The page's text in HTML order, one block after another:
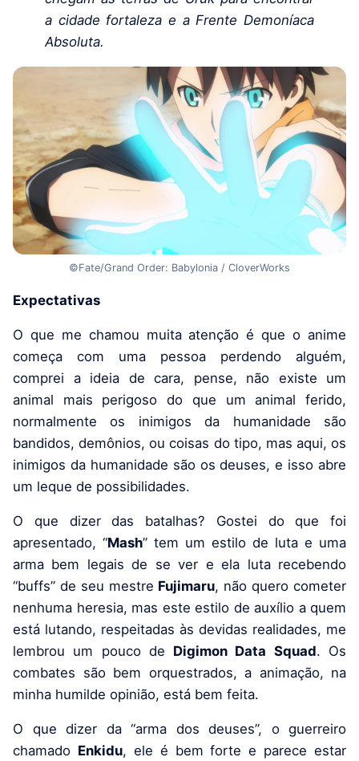
a cidade fortaleza e a Frente Demoníaca
Absoluta.
©Fate/Grand Order: Babylonia / CloverWorks
Expectativas
O que me chamou muita atenção é que o anime
começa com uma pessoa perdendo alguém,
comprei a ideia de cara, pense, não existe um
animal mais perigoso do que um animal ferido,
normalmente os inimigos da humanidade são
bandidos, demônios, ou coisas do tipo, mas aqui, os
inimigos da humanidade são os deuses, e isso abre
um leque de possibilidades.
O que dizer das batalhas? Gostei do que foi
apresentado, “Mash” tem um estilo de luta e uma
arma bem legais de se ver e ela luta recebendo
“buffs” de seu mestre Fujimaru, não quero cometer
nenhuma heresia, mas este estilo de auxílio a quem
está lutando, respeitadas às devidas realidades, me
lembrou um pouco de Digimon Data Squad. Os
combates são bem orquestrados, a animação, na
minha humilde opinião, está bem feita.
O que dizer da “arma dos deuses”, o guerreiro
chamado Enkidu, ele é bem forte e parece estar